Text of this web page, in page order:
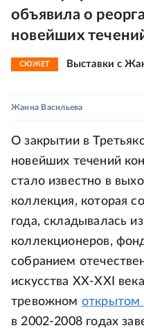
объявила о
новейших
СЮЖЕТ Выставки с
Жанна Васильева
О закрытии в
новейших течений
стало известно в
коллекция, которая
года, складывалась
коллекционеров,
собранием
искусства ХХ-XXI
тревожном открытом
в 2002-2008 годах